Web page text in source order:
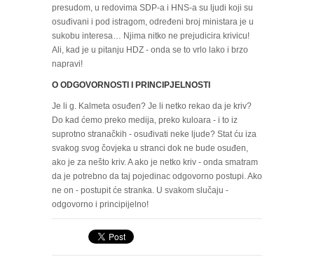
presudom, u redovima SDP-a i HNS-a su ljudi koji su
osuđivani i pod istragom, određeni broj ministara je u
sukobu interesa… Njima nitko ne prejudicira krivicu!
Ali, kad je u pitanju HDZ - onda se to vrlo lako i brzo
napravi!
O ODGOVORNOSTI I PRINCIPJELNOSTI
Je li g. Kalmeta osuđen? Je li netko rekao da je kriv?
Do kad ćemo preko medija, preko kuloara - i to iz
suprotno stranačkih - osuđivati neke ljude? Stat ću iza
svakog svog čovjeka u stranci dok ne bude osuđen,
ako je za nešto kriv. A ako je netko kriv - onda smatram
da je potrebno da taj pojedinac odgovorno postupi. Ako
ne on - postupit će stranka. U svakom slučaju -
odgovorno i principijelno!